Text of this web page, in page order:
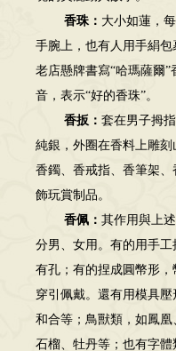
香珠： 大小如蓮，
手腕上，也有人用手絹
老店懸牌書寫“哈瑪薩爾
音，表示“好的香珠”。
香扳： 套在男子拇
純銀，外圈在香料上雕
香鐲、香戒指、香筆架
飾玩賞制品。
香佩： 其作用與上
分男、女用。有的用手
有孔；有的捏成圓幣形
穿引佩戴。還有用模具
和合等；鳥獸類，如鳳
石榴、牡丹等；也有字